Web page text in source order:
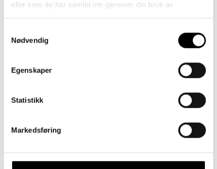
eller som de har samlet inn gjennom din bruk av
Nødvendig
Egenskaper
Statistikk
Markedsføring
Tornedalshansken